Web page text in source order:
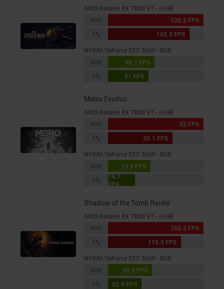
AMD Radeon RX 7800 XT - 16GB
AVG
120.2 FPS
1%
102.5 FPS
NVIDIA GeForce RTX 3060 - 8GB
AVG
58.2 FPS
1%
51 FPS
Metro Exodus
AMD Radeon RX 7800 XT - 16GB
AVG
52 FPS
1%
35.1 FPS
NVIDIA GeForce RTX 3060 - 8GB
AVG
23.2 FPS
1%
14.7
FPS
Shadow of the Tomb Raider
AMD Radeon RX 7800 XT - 16GB
AVG
150.5 FPS
1%
115.3 FPS
NVIDIA GeForce RTX 3060 - 8GB
AVG
69.2 FPS
1%
52.9 FPS